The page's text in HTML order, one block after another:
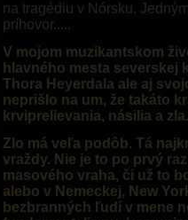
na tragédiu v Nórsku.
príhovor.....
V mojom muzikantskom
hlavného mesta severskej
Thora Heyerdala ale aj
neprišlo na um, že takáto
krviprelievania, násilia a zla.
Zlo má veľa podôb. Tá
vraždy. Nie je to po prvý
masového vraha, či už to
alebo v Nemeckej, New
bezbranných ľudí v mene